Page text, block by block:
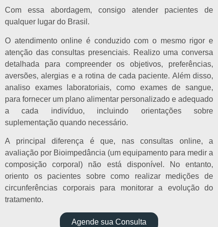
Com essa abordagem, consigo atender pacientes de
qualquer lugar do Brasil.
O atendimento online é conduzido com o mesmo rigor e
atenção das consultas presenciais. Realizo uma conversa
detalhada para compreender os objetivos, preferências,
aversões, alergias e a rotina de cada paciente. Além disso,
analiso exames laboratoriais, como exames de sangue,
para fornecer um plano alimentar personalizado e adequado
a cada indivíduo, incluindo orientações sobre
suplementação quando necessário.
A principal diferença é que, nas consultas online, a
avaliação por Bioimpedância (um equipamento para medir a
composição corporal) não está disponível. No entanto,
oriento os pacientes sobre como realizar medições de
circunferências corporais para monitorar a evolução do
tratamento.
Agende sua Consulta